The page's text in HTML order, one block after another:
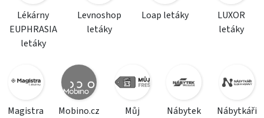
Lékárny
EUPHRASIA
letáky
Levnoshop
letáky
Loap letáky
LUXOR
letáky
Magistra
Mobino.cz
Můj
Nábytek
Nábytkáři